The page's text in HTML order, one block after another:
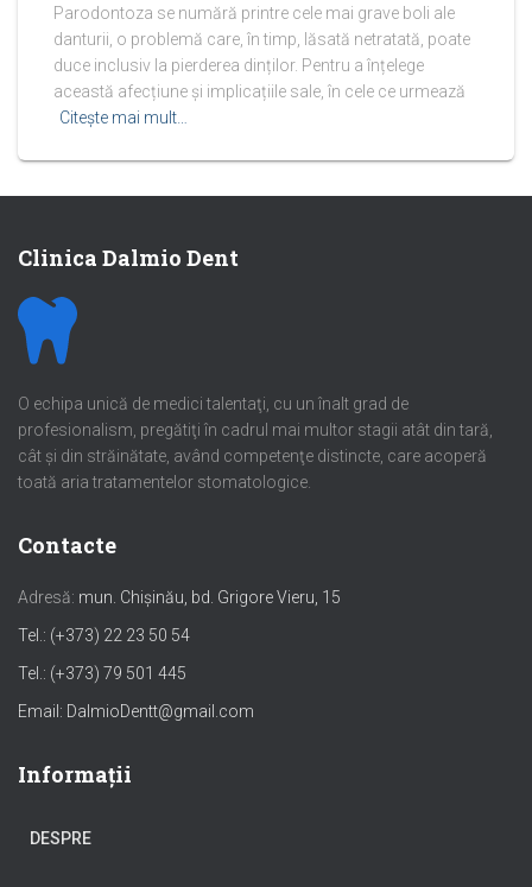
Parodontoza se numără printre cele mai grave boli ale
danturii, o problemă care, în timp, lăsată netratată, poate
duce inclusiv la pierderea dinților. Pentru a înțelege
această afecțiune și implicațiile sale, în cele ce urmează
Citește mai mult…
Clinica Dalmio Dent
O echipa unică de medici talentaţi, cu un înalt grad de
profesionalism, pregătiţi în cadrul mai multor stagii atât din tară,
cât şi din străinătate, având competenţe distincte, care acoperă
toată aria tratamentelor stomatologice.
Contacte
Adresă: mun. Chișinău, bd. Grigore Vieru, 15
Tel.: (+373) 22 23 50 54
Tel.: (+373) 79 501 445
Email: DalmioDentt@gmail.com
Informații
DESPRE